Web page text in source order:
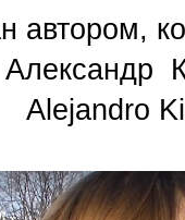
автором,
Александр
Alejandro